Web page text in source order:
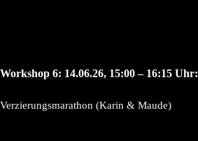
Workshop 6: 14.06.26, 15:00 – 16:15 Uhr:
Verzierungsmarathon (Karin & Maude)